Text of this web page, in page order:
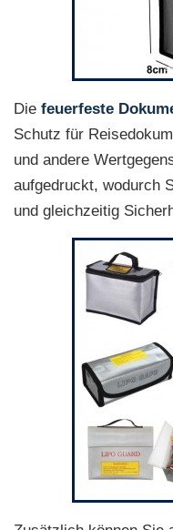
Die feuerfeste
Schutz für
und andere
aufgedruckt, wodurch
und gleichzeitig